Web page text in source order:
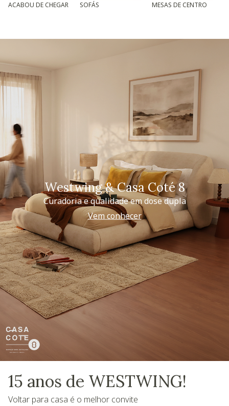
ACABOU DE CHEGAR SOFÁS MESAS DE CENTRO
Westwing & Casa Coté 8
Curadoria e qualidade em dose dupla
Vem conhecer
15 anos de WESTWING!
Voltar para casa é o melhor convite